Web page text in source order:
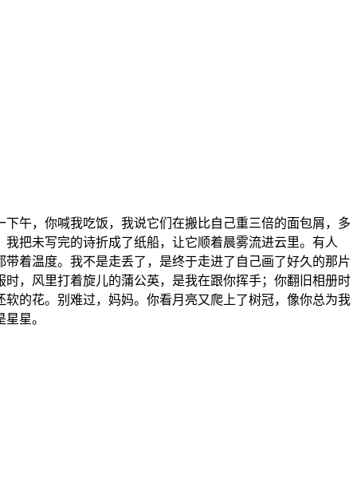
午，你喊我吃饭，我说它们在搬比自己重三倍的面包屑，多
把未写完的诗折成了纸船，让它顺着晨雾流进云里。有人
着温度。我不是走丢了，是终于走进了自己画了好久的那片
，风里打着旋儿的蒲公英，是我在跟你挥手；你翻旧相册时
的花。别难过，妈妈。你看月亮又爬上了树冠，像你总为我
星。